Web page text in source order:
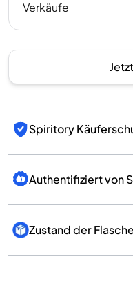
Verkäufe
Spiritory
Authentifiziert von
Zustand der